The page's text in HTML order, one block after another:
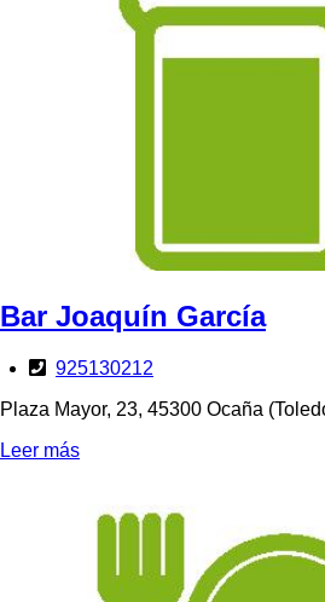
Bar Joaquín García
925130212
Plaza Mayor, 23, 45300 Ocaña
Leer más